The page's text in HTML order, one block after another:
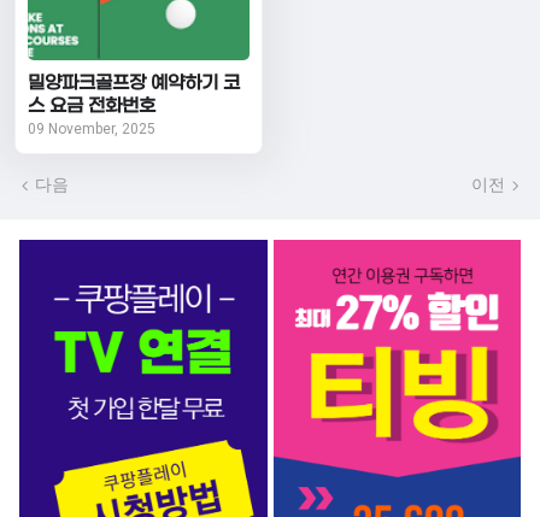
밀양파크골프장 예약하기 코
스 요금 전화번호
09 November, 2025
다음 이전